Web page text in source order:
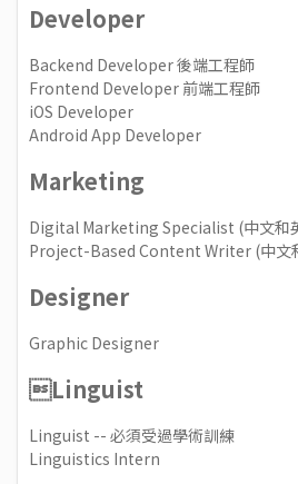
Developer
Backend Developer 後端工程師
Frontend Developer 前端工程師
iOS Developer
Android App Developer
Marketing
Digital Marketing Specialist (中文和
Project-Based Content Writer (中文
Designer
Graphic Designer
Linguist
Linguist -- 必須受過學術訓練
Linguistics Intern